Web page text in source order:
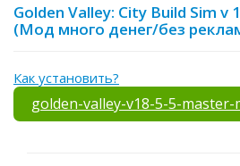
Golden Valley: City Build Sim v
(Мод много денег/без
Как установить?
golden-valley-v18-5-5-